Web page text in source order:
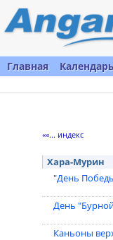
Главная
««... индекс
Хара-Мурин
"День
День
Каньоны